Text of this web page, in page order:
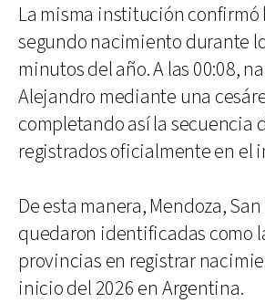
La misma institución confirmó
segundo nacimiento durante
minutos del año. A las 00:08,
Alejandro mediante una
completando así la secuencia
registrados oficialmente en el
De esta manera, Mendoza,
quedaron identificadas como
provincias en registrar
inicio del 2026 en Argentina.